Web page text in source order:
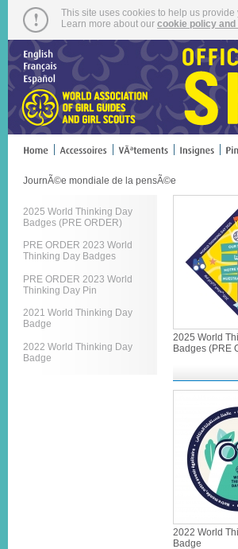
This site uses cookies to help us
Learn more about our cookie policy and
JournÃ©e mondiale de la pensÃ©e
2025 World Thinking Day
Badges (PRE ORDER)
PRE ORDER 2023 World
Thinking Day Badges
PRE ORDER 2023 World
Thinking Day Pin
2021 World Thinking Day
Badge
2022 World Thinking Day
Badge
2025 World
Badges (PRE
2022 World
Badge